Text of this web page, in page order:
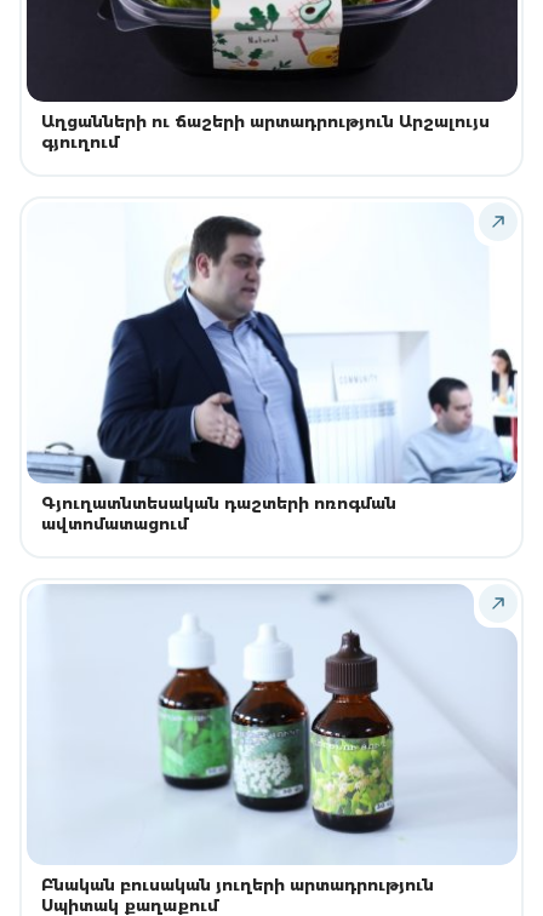
Աղցանների ու ճաշերի արտադրություն Արշալույս
գյուղում
Գյուղատնտեսական դաշտերի ոռոգման
ավտոմատացում
Բնական բուսական յուղերի արտադրություն
Սպիտակ քաղաքում